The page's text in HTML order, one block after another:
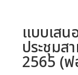
แบบเสน
ประชุมส
2565 (